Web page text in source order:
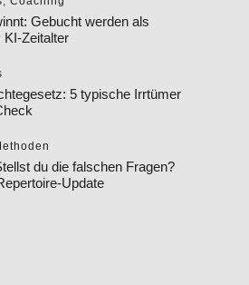
Gebucht werden als
KI-Zeitalter
5 typische Irrtümer
du die falschen Fragen?
Update